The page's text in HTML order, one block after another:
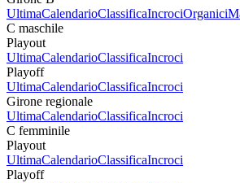
UltimaCalendarioClassificaIncrociOrganici
C maschile
Playout
UltimaCalendarioClassificaIncroci
Playoff
UltimaCalendarioClassificaIncroci
Girone regionale
UltimaCalendarioClassificaIncroci
C femminile
Playout
UltimaCalendarioClassificaIncroci
Playoff